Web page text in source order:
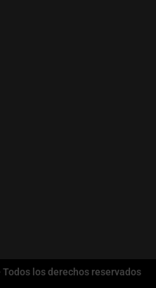
los derechos reservados